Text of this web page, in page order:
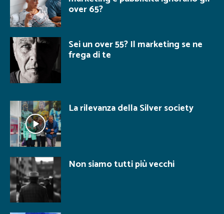
over 65?
Sei un over 55? Il marketing se ne
frega di te
La rilevanza della Silver society
Non siamo tutti più vecchi